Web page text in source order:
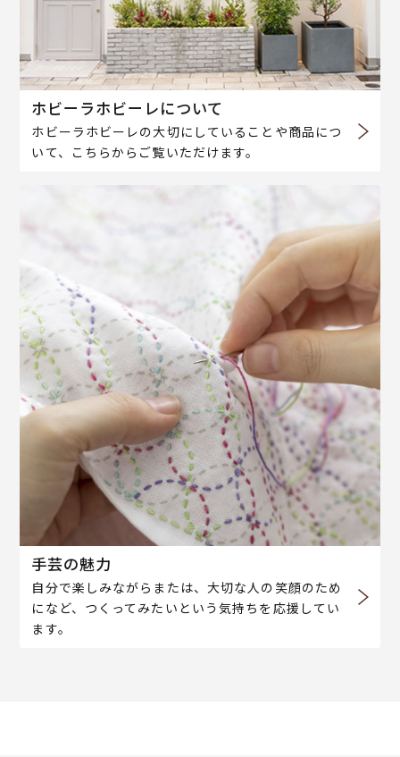
ホビーラホビーレについて
ホビーラホビーレの大切にしていることや商品につ
いて、こちらからご覧いただけます。
手芸の魅力
自分で楽しみながらまたは、大切な人の笑顔のため
になど、つくってみたいという気持ちを応援してい
ます。